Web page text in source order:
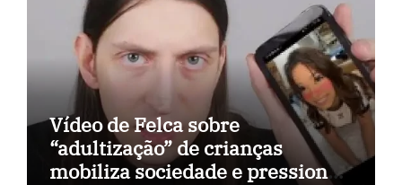
Vídeo de Felca sobre
“adultização” de crianças
mobiliza sociedade e pressiona